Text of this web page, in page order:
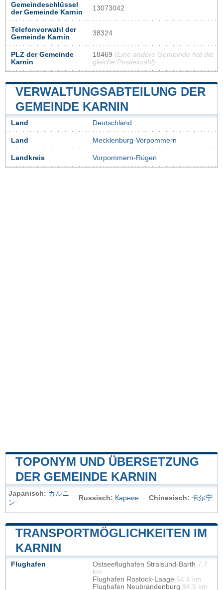
Gemeindeschlüssel
der Gemeinde Karnin
13073042
Telefonvorwahl der
Gemeinde Karnin
38324
PLZ der Gemeinde
Karnin
18469 (Eine andere Gemeinde hat die
gleiche Postleitzahl)
VERWALTUNGSABTEILUNG DER
GEMEINDE KARNIN
Land Deutschland
Land Mecklenburg-Vorpommern
Landkreis Vorpommern-Rügen
TOPONYM UND ÜBERSETZUNG
DER GEMEINDE KARNIN
Japanisch: カルニ
ン
Russisch: Карнин Chinesisch: 卡尔宁
TRANSPORTMÖGLICHKEITEN IM
KARNIN
Flughafen Ostseeflughafen Stralsund-Barth 7.7
km
Flughafen Rostock-Laage 54.4 km
Flughafen Neubrandenburg 84.5 km